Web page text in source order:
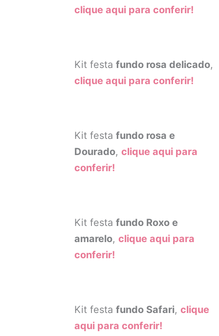
clique aqui para conferir!
Kit festafundo rosa delicado,
clique aqui para conferir!
Kit festafundo rosa e
Dourado,clique aqui para
conferir!
Kit festafundo Roxo e
amarelo,clique aqui para
conferir!
Kit festafundo Safari,clique
aqui para conferir!